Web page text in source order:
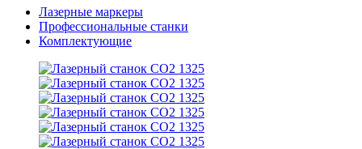
Лазерные маркеры
Профессиональные станки
Комплектующие